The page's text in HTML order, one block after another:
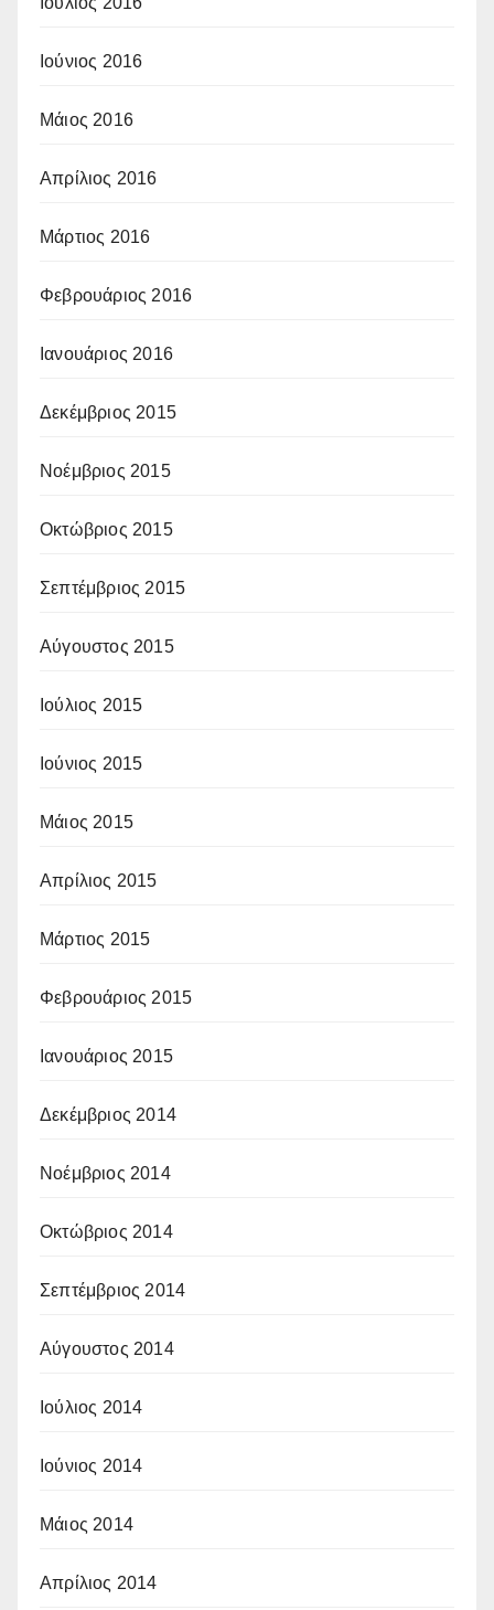
Ιούνιος 2016
Μάιος 2016
Απρίλιος 2016
Μάρτιος 2016
Φεβρουάριος 2016
Ιανουάριος 2016
Δεκέμβριος 2015
Νοέμβριος 2015
Οκτώβριος 2015
Σεπτέμβριος 2015
Αύγουστος 2015
Ιούλιος 2015
Ιούνιος 2015
Μάιος 2015
Απρίλιος 2015
Μάρτιος 2015
Φεβρουάριος 2015
Ιανουάριος 2015
Δεκέμβριος 2014
Νοέμβριος 2014
Οκτώβριος 2014
Σεπτέμβριος 2014
Αύγουστος 2014
Ιούλιος 2014
Ιούνιος 2014
Μάιος 2014
Απρίλιος 2014